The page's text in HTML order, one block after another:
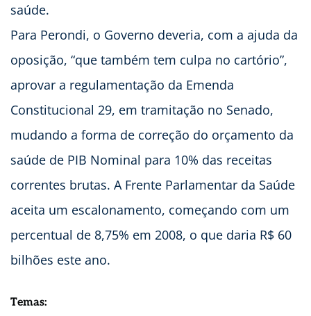
saúde.
Para Perondi, o Governo deveria, com a ajuda da
oposição, “que também tem culpa no cartório”,
aprovar a regulamentação da Emenda
Constitucional 29, em tramitação no Senado,
mudando a forma de correção do orçamento da
saúde de PIB Nominal para 10% das receitas
correntes brutas. A Frente Parlamentar da Saúde
aceita um escalonamento, começando com um
percentual de 8,75% em 2008, o que daria R$ 60
bilhões este ano.
Temas: